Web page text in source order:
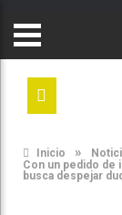
Inicio »
Con un pedido de
busca despejar